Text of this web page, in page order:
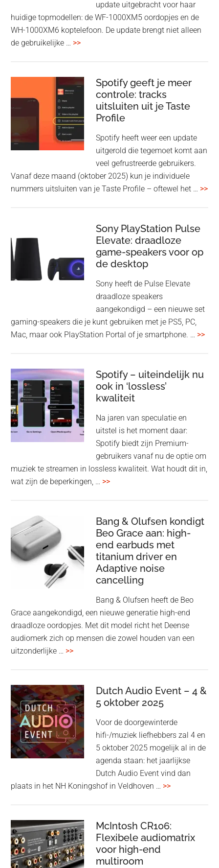
update uitgebracht voor haar
huidige topmodellen: de WF-1000XM5 oordopjes en de
WH-1000XM6 koptelefoon. De update brengt niet alleen
de gebruikelijke … >>overSony
sharing
WF-
en
1000XM6
nieuwe
Spotify geeft je meer
controle: tracks
uitsluiten uit je Taste
Profile
Spotify heeft weer een update
uitgerold die tegemoet komt aan
veel gefrustreerde gebruikers.
Vanaf deze maand (oktober 2025) kun je individuele
nummers uitsluiten van je Taste Profile – oftewel het … >>
Sony PlayStation Pulse
Elevate: draadloze
game-speakers voor op
de desktop
Sony heeft de Pulse Elevate
draadloze speakers
aangekondigd – een nieuwe set
gaming-speakers die je kunt gebruiken met je PS5, PC,
Mac, maar ook PlayStation Portal of je smartphone. … >>
Spotify – uiteindelijk nu
ook in ‘lossless’
kwaliteit
Na jaren van speculatie en
uitstel is het moment daar:
Spotify biedt zijn Premium-
gebruikers vanaf nu de optie om
muziek te streamen in lossless kwaliteit. Wat houdt dit in,
wat zijn de beperkingen, … >>overSpotify
nu
ook
in
‘lossless’
kwaliteit
Bang & Olufsen kondigt
Beo Grace aan: high-
end earbuds met
titanium driver en
Adaptive noise
cancelling
Bang & Olufsen heeft de Beo
Grace aangekondigd, een nieuwe generatie high-end
draadloze oordopjes. Met dit model richt het Deense
audiomerk zich op mensen die zowel houden van een
uitzonderlijke … >>overBang
kondigt
Beo
Grace
aan:
high-
end
earbuds
titanium
Adaptive
noise
cancelling
Dutch Audio Event – 4 &
5 oktober 2025
Voor de doorgewinterde
hifi-/muziek liefhebbers zal 4 en
5 oktober 2025 mogelijk al in de
agenda staan: het jaarlijkse
Dutch Audio Event vind dan
plaats in het NH Koningshof in Veldhoven … >>overDutch
–
4
McIntosh CR106:
Flexibele audiomatrix
voor high-end
multiroom